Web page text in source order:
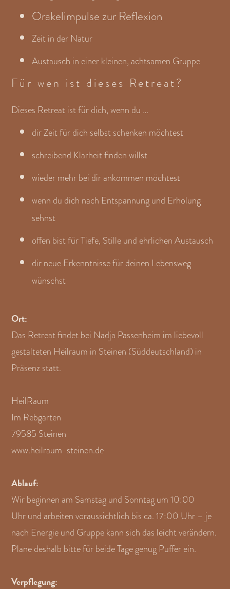
Orakelimpulse zur Reflexion
Zeit in der Natur
Austausch in einer kleinen, achtsamen Gruppe
Für wen ist dieses Retreat?
Dieses Retreat ist für dich, wenn du …
dir Zeit für dich selbst schenken möchtest
schreibend Klarheit finden willst
wieder mehr bei dir ankommen möchtest
wenn du dich nach Entspannung und Erholung
sehnst
offen bist für Tiefe, Stille und ehrlichen Austausch
dir neue Erkenntnisse für deinen Lebensweg
wünschst
Ort:
Das Retreat findet bei Nadja Passenheim im liebevoll
gestalteten Heilraum in Steinen (Süddeutschland) in
Präsenz statt.
HeilRaum
Im Rebgarten
79585 Steinen
www.heilraum-steinen.de
Ablauf:
Wir beginnen am Samstag und Sonntag um 10:00
Uhr und arbeiten voraussichtlich bis ca. 17:00 Uhr – je
nach Energie und Gruppe kann sich das leicht verändern.
Plane deshalb bitte für beide Tage genug Puffer ein.
Verpflegung: